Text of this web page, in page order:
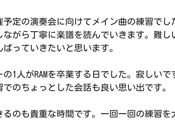
定の演奏会に向けてメイン曲の練習でし
ながら丁寧に楽譜を読んでいきます。難
っていきたいと思います。
1人がRAMを卒業する日でした。寂しい
のちょっとした会話も良い思い出です。
のも貴重な時間です。一回一回の練習を